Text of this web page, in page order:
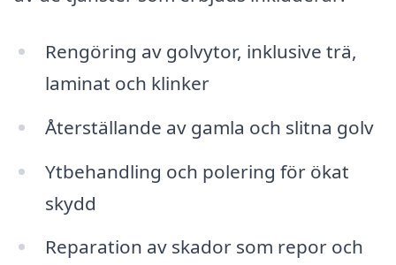
Rengöring av golvytor, inklusive trä,
laminat och klinker
Återställande av gamla och slitna golv
Ytbehandling och polering för ökat
skydd
Reparation av skador som repor och